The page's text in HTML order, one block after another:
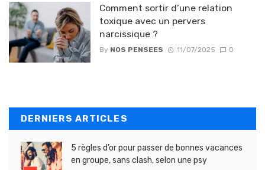
Comment sortir d’une relation
toxique avec un pervers
narcissique ?
By NOS PENSEES 11/07/2025 0
DERNIERS ARTICLES
5 règles d’or pour passer de bonnes vacances
en groupe, sans clash, selon une psy